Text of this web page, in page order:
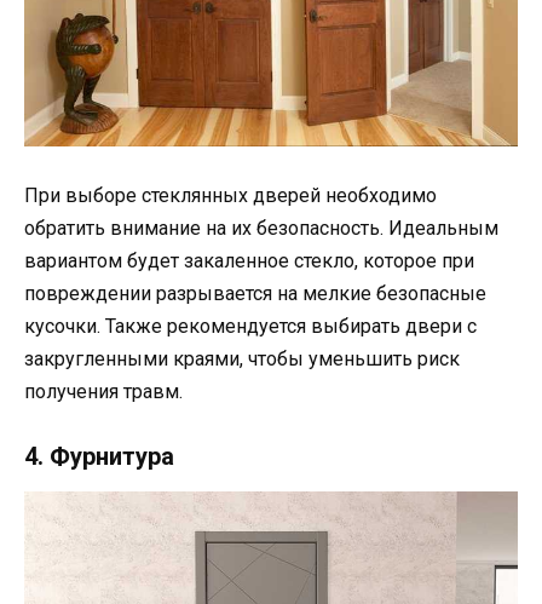
При выборе стеклянных дверей необходимо
обратить внимание на их безопасность. Идеальным
вариантом будет закаленное стекло, которое при
повреждении разрывается на мелкие безопасные
кусочки. Также рекомендуется выбирать двери с
закругленными краями, чтобы уменьшить риск
получения травм.
4. Фурнитура